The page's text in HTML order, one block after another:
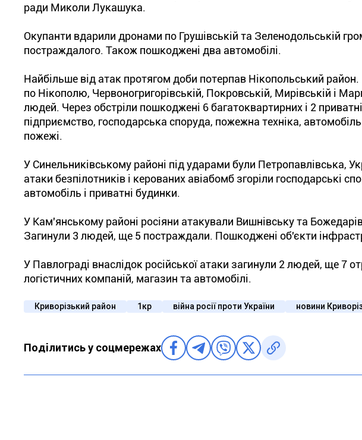
ради Миколи Лукашука.
Окупанти вдарили дронами по Грушівській та Зеленодольській
постраждалого. Також пошкоджені два автомобілі.
Найбільше від атак протягом доби потерпав Нікопольський
по Нікополю, Червоногригорівській, Покровській, Мирівській і
людей. Через обстріли пошкоджені 6 багатоквартирних і 2
підприємство, господарська споруда, пожежна техніка,
пожежі.
У Синельниківському районі під ударами були Петропавлівська,
атаки безпілотників і керованих авіабомб згоріли господарські
автомобіль і приватні будинки.
У Кам'янському районі росіяни атакували Вишнівську та
Загинули 3 людей, ще 5 постраждали. Пошкоджені об'єкти
У Павлограді внаслідок російської атаки загинули 2 людей, ще 7
логістичних компаній, магазин та автомобілі.
Криворізький район 1кр війна росії проти України новини
Поділитись у соцмережах